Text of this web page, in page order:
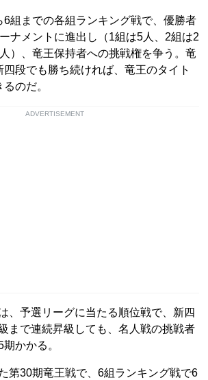
組までの各組ランキング戦で、優勝者
ナメントに進出し（1組は5人、2組は2
）、竜王保持者への挑戦権を争う。竜
段でも勝ち続ければ、竜王のタイト
のだ。
ADVERTISEMENT
、予選リーグに当たる順位戦で、新四
まで連続昇級しても、名人戦の挑戦者
かかる。
第30期竜王戦で、6組ランキング戦で6